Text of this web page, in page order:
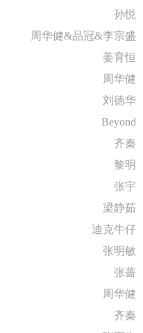
孙悦
周华健&品冠&李宗盛
姜育恒
周华健
刘德华
Beyond
齐秦
黎明
张宇
梁静茹
迪克牛仔
张明敏
张蔷
周华健
齐秦